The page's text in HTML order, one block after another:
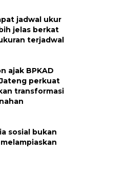
jadwal ukur
jelas berkat
terjadwal
ajak BPKAD
perkuat
transformasi
sosial bukan